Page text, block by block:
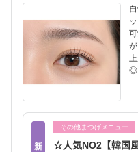
◎
新
その他まつげメニュー
☆人気NO2【韓国